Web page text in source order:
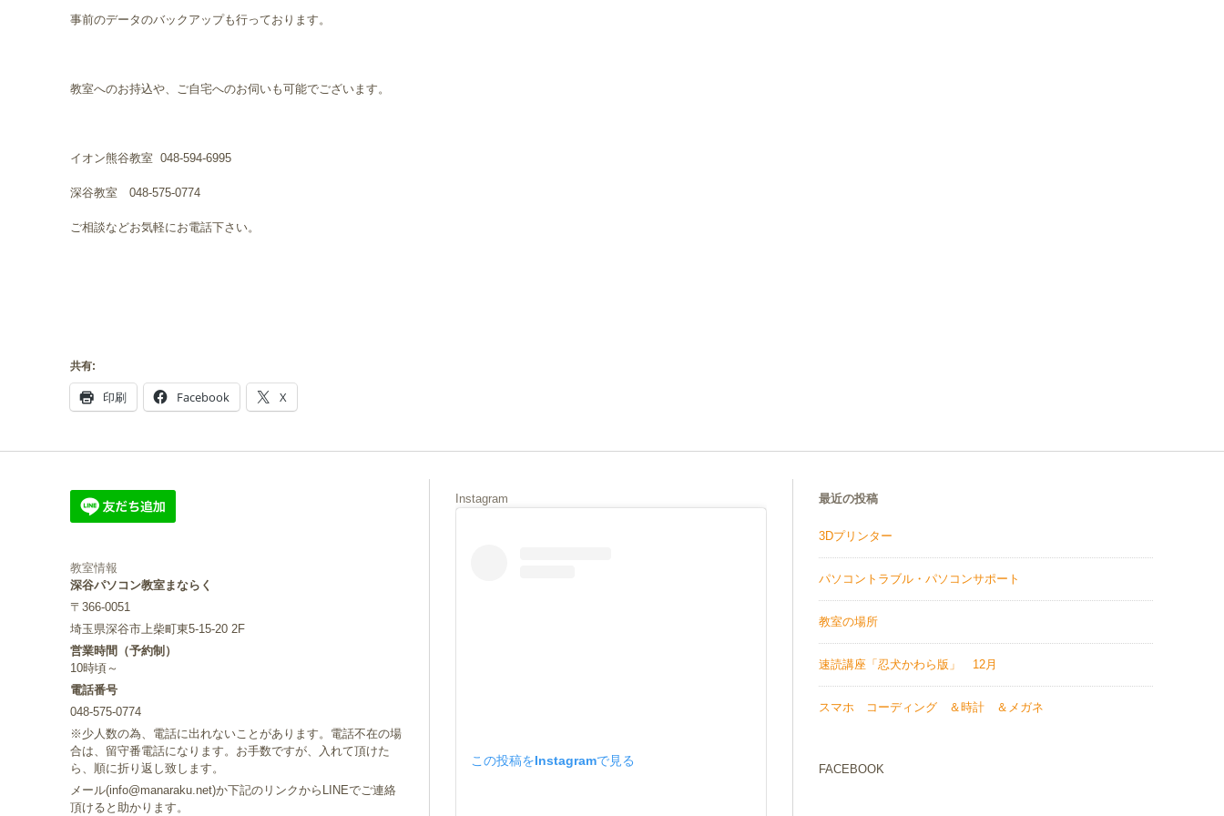
事前のデータのバックアップも行っております。
教室へのお持込や、ご自宅へのお伺いも可能でございます。
イオン熊谷教室 048-594-6995
深谷教室 048-575-0774
ご相談などお気軽にお電話下さい。
共有:
印刷 Facebook X
教室情報
深谷パソコン教室まならく
〒366-0051
埼玉県深谷市上柴町東5-15-20 2F
営業時間（予約制）
10時頃～
電話番号
048-575-0774
※少人数の為、電話に出れないことがあります。電話不在の場
合は、留守番電話になります。お手数ですが、入れて頂けた
ら、順に折り返し致します。
メール(info@manaraku.net)か下記のリンクからLINEでご連絡
頂けると助かります。
Instagram
この投稿をInstagramで見る
最近の投稿
3Dプリンター
パソコントラブル・パソコンサポート
教室の場所
速読講座「忍犬かわら版」 12月
スマホ コーディング ＆時計 ＆メガネ
FACEBOOK